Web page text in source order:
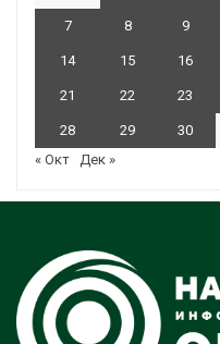
7 8 9
14 15 16
21 22 23
28 29
30
« Окт
Дек »